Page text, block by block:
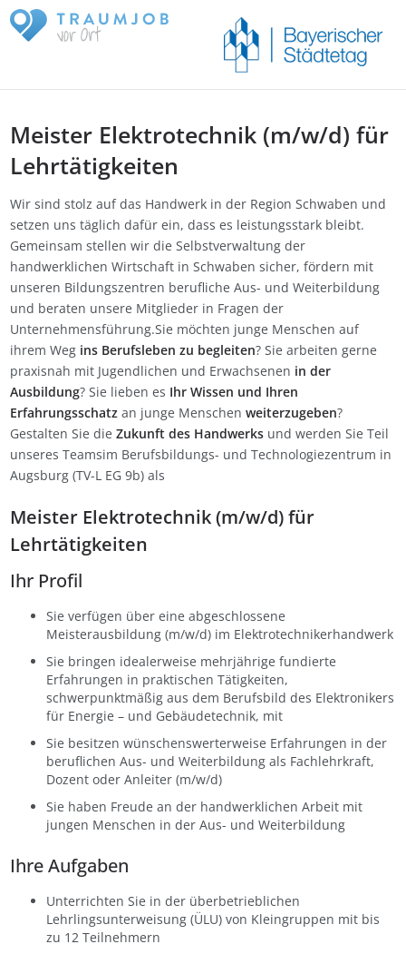
Meister Elektrotechnik (m/w/d) für
Lehrtätigkeiten
Wir sind stolz auf das Handwerk in der Region Schwaben und
setzen uns täglich dafür ein, dass es leistungsstark bleibt.
Gemeinsam stellen wir die Selbstverwaltung der
handwerklichen Wirtschaft in Schwaben sicher, fördern mit
unseren Bildungszentren berufliche Aus- und Weiterbildung
und beraten unsere Mitglieder in Fragen der
Unternehmensführung.Sie möchten junge Menschen auf
ihrem Weg ins Berufsleben zu begleiten? Sie arbeiten gerne
praxisnah mit Jugendlichen und Erwachsenen in der
Ausbildung? Sie lieben es Ihr Wissen und Ihren
Erfahrungsschatzan junge Menschenweiterzugeben?
Gestalten Sie dieZukunft des Handwerks und werden Sie Teil
unseres Teamsim Berufsbildungs- und Technologiezentrum in
Augsburg (TV-L EG 9b) als
Meister Elektrotechnik (m/w/d) für
Lehrtätigkeiten
Ihr Profil
Sie verfügen über eine abgeschlossene
Meisterausbildung (m/w/d) im Elektrotechnikerhandwerk
Sie bringen idealerweise mehrjährige fundierte
Erfahrungen in praktischen Tätigkeiten,
schwerpunktmäßig aus dem Berufsbild des Elektronikers
für Energie – und Gebäudetechnik, mit
Sie besitzen wünschenswerterweise Erfahrungen in der
beruflichen Aus- und Weiterbildung als Fachlehrkraft,
Dozent oder Anleiter (m/w/d)
Sie haben Freude an der handwerklichen Arbeit mit
jungen Menschen in der Aus- und Weiterbildung
Ihre Aufgaben
Unterrichten Sie in der überbetrieblichen
Lehrlingsunterweisung (ÜLU) von Kleingruppen mit bis
zu 12 Teilnehmern